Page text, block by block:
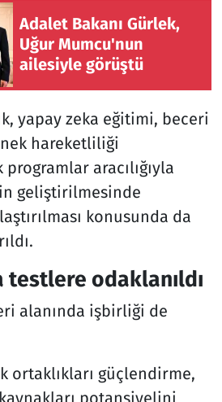
Adalet Bakanı Gürlek,
Uğur Mumcu'nun
ailesiyle görüştü
yapay zeka eğitimi, beceri
hareketliliği
aracılığıyla
geliştirilmesinde
konusunda da
odaklanıldı
alanında işbirliği de
ortaklıkları güçlendirme,